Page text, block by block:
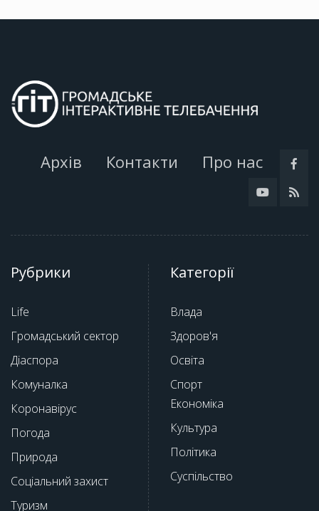
Архів Контакти Про нас
Рубрики
Life
Громадський сектор
Діаспора
Комуналка
Коронавірус
Погода
Природа
Соціальний захист
Туризм
Категорії
Влада
Здоров'я
Освіта
Спорт
Економіка
Культура
Політика
Суспільство